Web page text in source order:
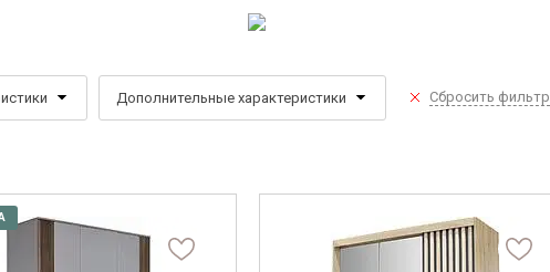
вешалки, подставки
Плед
Постельное бельё
Дополнительные характеристики Сбросить фильтр